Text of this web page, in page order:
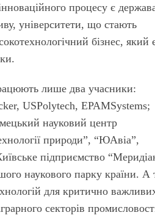
процесу є
університети, що стають
бізнес, який
лише два учасники:
USPolytech, EPAMSystems;
науковий центр
природи”, “ЮАвіа”,
підприємство
наукового парку країни. А
для критично
секторів